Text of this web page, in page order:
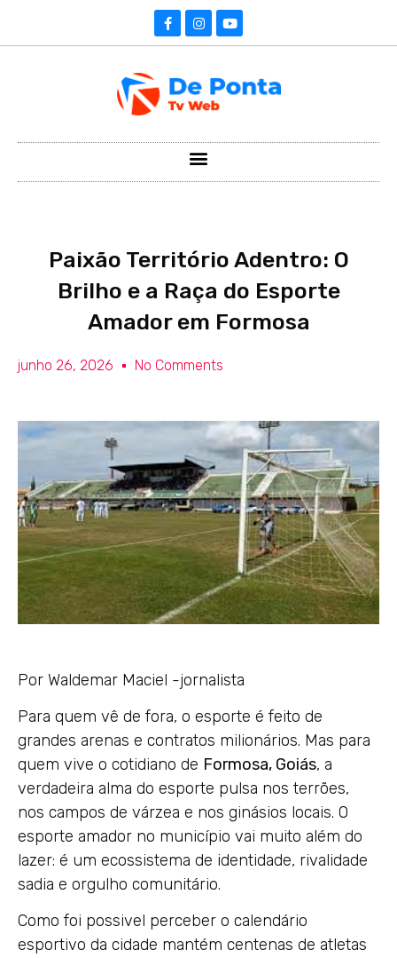
Paixão Território Adentro: O
Brilho e a Raça do Esporte
Amador em Formosa
junho 26, 2026 No Comments
Por Waldemar Maciel -jornalista
Para quem vê de fora, o esporte é feito de
grandes arenas e contratos milionários. Mas para
quem vive o cotidiano de Formosa, Goiás, a
verdadeira alma do esporte pulsa nos terrões,
nos campos de várzea e nos ginásios locais. O
esporte amador no município vai muito além do
lazer: é um ecossistema de identidade, rivalidade
sadia e orgulho comunitário.
Como foi possivel perceber o calendário
esportivo da cidade mantém centenas de atletas